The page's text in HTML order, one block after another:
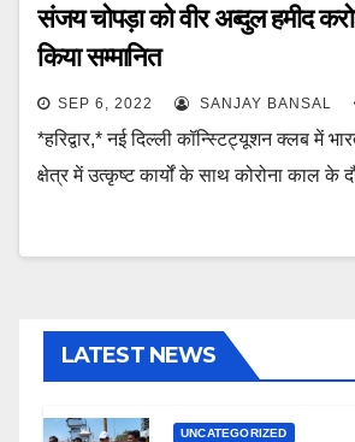
संजय चोपड़ा को वीर अब्दुल हमीद
किया सम्मानित
SEP 6, 2022 SANJAY BANSAL
*हरिद्वार,* नई दिल्ली कॉन्स्टिट्यूशन क्लब में
क्षेत्र में उत्कृष्ट कार्यों के साथ कोरोना काल के
LATEST NEWS
UNCATEGORIZED